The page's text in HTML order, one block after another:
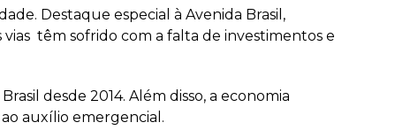
Destaque especial à Avenida Brasil,
vias têm sofrido com a falta de investimentos e
desde 2014. Além disso, a economia
auxílio emergencial.